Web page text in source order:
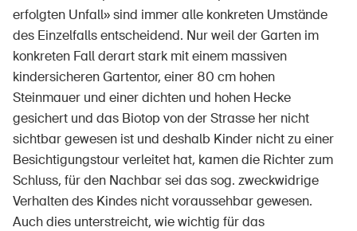
erfolgten Unfall» sind immer alle konkreten Umstände
des Einzelfalls entscheidend. Nur weil der Garten im
konkreten Fall derart stark mit einem massiven
kindersicheren Gartentor, einer 80 cm hohen
Steinmauer und einer dichten und hohen Hecke
gesichert und das Biotop von der Strasse her nicht
sichtbar gewesen ist und deshalb Kinder nicht zu einer
Besichtigungstour verleitet hat, kamen die Richter zum
Schluss, für den Nachbar sei das sog. zweckwidrige
Verhalten des Kindes nicht voraussehbar gewesen.
Auch dies unterstreicht, wie wichtig für das